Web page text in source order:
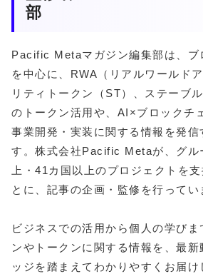
部
Pacific Metaマガジン編集部は、ブ
を中心に、RWA（リアルワールド
リティトークン（ST）、ステーブ
のトークン活用や、AI×ブロックチ
事業開発・実装に関する情報を発
す。株式会社Pacific Metaが、グル
上・41カ国以上のプロジェクトを
とに、記事の企画・監修を行ってい
ビジネスでの活用から個人の学び
ンやトークンに関する情報を、最新
ッジを踏まえてわかりやすくお届